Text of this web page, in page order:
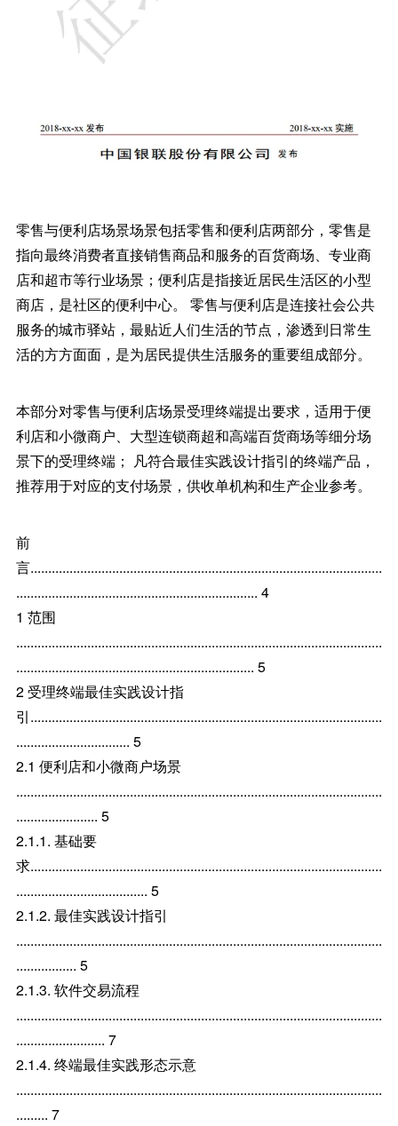
零售与便利店场景场景包括零售和便利店两部分，零售是
指向最终消费者直接销售商品和服务的百货商场、专业商
店和超市等行业场景；便利店是指接近居民生活区的小型
商店，是社区的便利中心。 零售与便利店是连接社会公共
服务的城市驿站，最贴近人们生活的节点，渗透到日常生
活的方方面面，是为居民提供生活服务的重要组成部分。
本部分对零售与便利店场景受理终端提出要求，适用于便
利店和小微商户、大型连锁商超和高端百货商场等细分场
景下的受理终端； 凡符合最佳实践设计指引的终端产品，
推荐用于对应的支付场景，供收单机构和生产企业参考。
前
言...................................................................................................
.................................................................... 4
1 范围
.......................................................................................................
................................................................... 5
2 受理终端最佳实践设计指
引...................................................................................................
................................ 5
2.1 便利店和小微商户场景
.......................................................................................................
....................... 5
2.1.1. 基础要
求...................................................................................................
..................................... 5
2.1.2. 最佳实践设计指引
.......................................................................................................
................. 5
2.1.3. 软件交易流程
.......................................................................................................
......................... 7
2.1.4. 终端最佳实践形态示意
.......................................................................................................
......... 7